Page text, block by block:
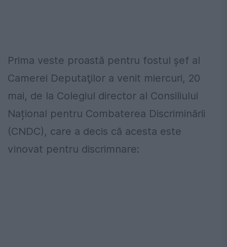
Prima veste proastă pentru fostul şef al
Camerei Deputaţilor a venit miercuri, 20
mai, de la Colegiul director al Consiliului
Național pentru Combaterea Discriminării
(CNDC), care a decis că acesta este
vinovat pentru discrimnare: